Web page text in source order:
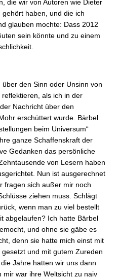
die wir von Autoren wie Dieter
haben, und die ich
glauben mochte: Dass 2012
sein könnte und zu einem
den Sinn oder Unsinn von
als ich in der
Nachricht über den
erschüttert wurde. Bärbel
beim Universum“
ganze Schaffenskraft der
Gedanken das persönliche
von Lesern haben
Nun ist ausgerechnet
fragen sich außer mir noch
ziehen muss. Schlägt
wenn man zu viel bestellt
abgelaufen? Ich hatte Bärbel
und ohne sie gäbe es
denn sie hatte mich einst mit
und mit gutem Zureden
Jahre hatten wir uns dann
war ihre Weltsicht zu naiv